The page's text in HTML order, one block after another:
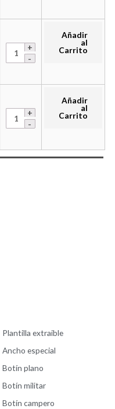
Añadir
al
Carrito
Añadir
al
Carrito
Plantilla extraible
Ancho especial
Botín plano
Botín militar
Botín campero